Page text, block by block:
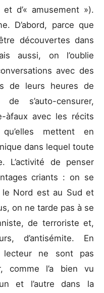
d’« amusement »).
D’abord, parce que
découvertes dans
aussi, on l’oublie
avec des
de leurs heures de
s’auto-censurer,
àfaux avec les récits
mettent en
dans lequel toute
L’activité de penser
criants : on se
Nord est au Sud et
on ne tarde pas à se
de terroriste et,
d’antisémite. En
lecteur ne sont pas
comme l’a bien vu
et l’autre dans la